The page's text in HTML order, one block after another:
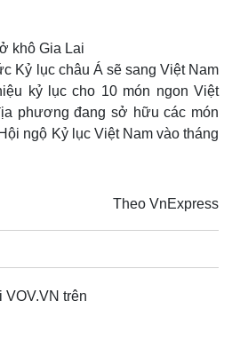
Thị trường
Tỷ giá
khô Gia Lai
Kỷ lục châu Á sẽ sang Việt Nam
kỷ lục cho 10 món ngon Việt
phương đang sở hữu các món
ngộ Kỷ lục Việt Nam vào tháng
Theo VnExpress
VOV.VN trên